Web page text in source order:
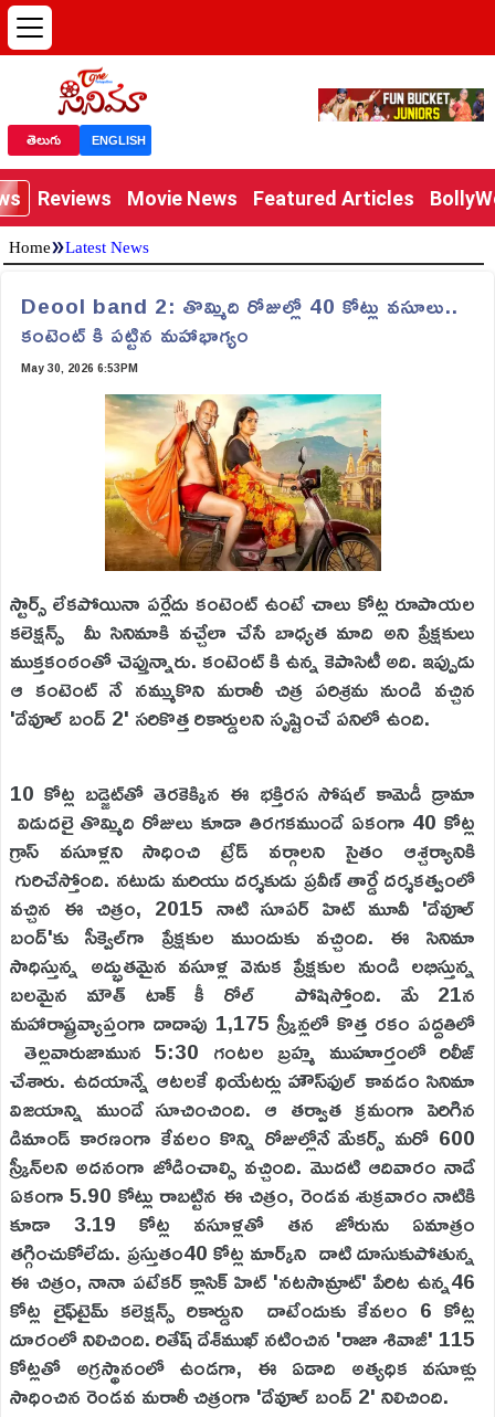
తెలుగు ENGLISH
Reviews Movie News Featured Articles
Home»Latest News
Deool band 2: తొమ్మిది రోజుల్లో 40 కోట్లు వసూలు..
కంటెంట్ కి పట్టిన మహాభాగ్యం
May 30, 2026 6:53PM
స్టార్స్ లేకపోయినా పర్లేదు కంటెంట్ ఉంటే చాలు కోట్ల రూపాయల
కలెక్షన్స్ మీ సినిమాకి వచ్చేలా చేసే బాధ్యత మాది అని ప్రేక్షకులు
ముక్తకంఠంతో చెప్తున్నారు. కంటెంట్ కి ఉన్న కెపాసిటీ అది. ఇప్పుడు
ఆ కంటెంట్ నే నమ్ముకొని మరాఠీ చిత్ర పరిశ్రమ నుండి వచ్చిన
'దేవూల్ బంద్ 2' సరికొత్త రికార్డులని సృష్టించే పనిలో ఉంది.
10 కోట్ల బడ్జెట్‌తో తెరకెక్కిన ఈ భక్తిరస సోషల్ కామెడీ డ్రామా
విడుదలై తొమ్మిది రోజులు కూడా తిరగకముందే ఏకంగా 40 కోట్ల
గ్రాస్ వసూళ్లని సాధించి ట్రేడ్ వర్గాలని సైతం ఆశ్చర్యానికి
గురిచేస్తోంది. నటుడు మరియు దర్శకుడు ప్రవీణ్ తార్డే దర్శకత్వంలో
వచ్చిన ఈ చిత్రం, 2015 నాటి సూపర్ హిట్ మూవీ 'దేవూల్
బంద్'కు సీక్వెల్‌గా ప్రేక్షకుల ముందుకు వచ్చింది. ఈ సినిమా
సాధిస్తున్న అద్భుతమైన వసూళ్ల వెనుక ప్రేక్షకుల నుండి లభిస్తున్న
బలమైన మౌత్ టాక్ కీ రోల్ పోషిస్తోంది. మే 21న
మహారాష్ట్రవ్యాప్తంగా దాదాపు 1,175 స్క్రీన్లలో కొత్త రకం పద్దతిలో
తెల్లవారుజామున 5:30 గంటల బ్రహ్మ ముహూర్తంలో రిలీజ్
చేశారు. ఉదయాన్నే ఆటలకే థియేటర్లు హౌస్‌ఫుల్ కావడం సినిమా
విజయాన్ని ముందే సూచించింది. ఆ తర్వాత క్రమంగా పెరిగిన
డిమాండ్ కారణంగా కేవలం కొన్ని రోజుల్లోనే మేకర్స్ మరో 600
స్క్రీన్‌లని అదనంగా జోడించాల్సి వచ్చింది. మొదటి ఆదివారం నాడే
ఏకంగా 5.90 కోట్లు రాబట్టిన ఈ చిత్రం, రెండవ శుక్రవారం నాటికి
కూడా 3.19 కోట్ల వసూళ్లతో తన జోరును ఏమాత్రం
తగ్గించుకోలేదు. ప్రస్తుతం40 కోట్ల మార్క్‌ని దాటి దూసుకుపోతున్న
ఈ చిత్రం, నానా పటేకర్ క్లాసిక్ హిట్ 'నటసామ్రాట్' పేరిట ఉన్న46
కోట్ల లైఫ్‌టైమ్ కలెక్షన్స్ రికార్డుని దాటేందుకు కేవలం 6 కోట్ల
దూరంలో నిలిచింది. రితేష్ దేశ్‌ముఖ్ నటించిన 'రాజా శివాజీ' 115
కోట్లతో అగ్రస్థానంలో ఉండగా, ఈ ఏడాది అత్యధిక వసూళ్లు
సాధించిన రెండవ మరాఠీ చిత్రంగా 'దేవూల్ బంద్ 2' నిలిచింది.